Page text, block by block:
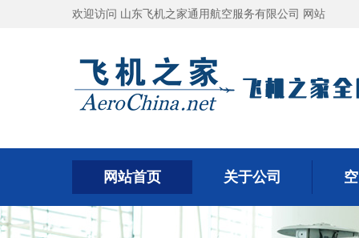
欢迎访问 山东飞机之家通用航空服务有限公司 网站
网站首页 关于公司